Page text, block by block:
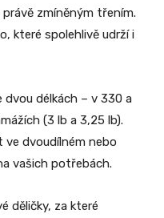
zmíněným třením.
které spolehlivě udrží i
dvou délkách – v 330 a
(3 lb a 3,25 lb).
ve dvoudílném nebo
vašich potřebách.
děličky, za které